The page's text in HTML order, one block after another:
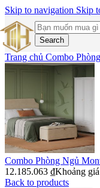
Skip to navigation Skip
Search
Trang chủ Combo
Combo Phòng Ngủ
12.185.063 ₫Khoảng
Back to products